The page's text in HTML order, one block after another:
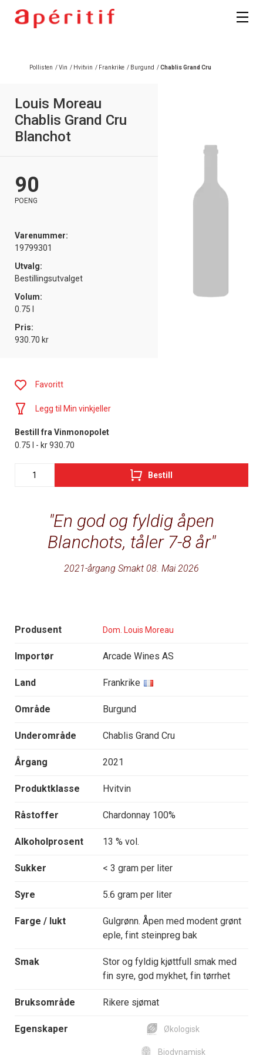
Pollisten /Vin / Hvitvin / Frankrike / Burgund /Chablis Grand Cru
Louis Moreau
Chablis Grand Cru
Blanchot
90
POENG
Varenummer:
19799301
Utvalg:
Bestillingsutvalget
Volum:
0.75 l
Pris:
930.70 kr
En god og fyldig åpen
Blanchots, tåler 7-8 år
2021-årgang Smakt 08. Mai 2026
Produsent Dom. Louis Moreau
Importør Arcade Wines AS
Land Frankrike
Område Burgund
Underområde Chablis Grand Cru
Årgang 2021
Produktklasse Hvitvin
Råstoffer Chardonnay 100%
Alkoholprosent 13 % vol.
Sukker < 3 gram per liter
Syre 5.6 gram per liter
Farge / lukt
Gulgrønn. Åpen med modent grønt
eple, fint steinpreg bak
Smak
Stor og fyldig kjøttfull smak med
fin syre, god mykhet, fin tørrhet
Bruksområde Rikere sjømat
Egenskaper Økologisk
Biodynamisk
Favoritt
Legg til Min vinkjeller
Bestill fra Vinmonopolet
0.75 l - kr 930.70
Bestill